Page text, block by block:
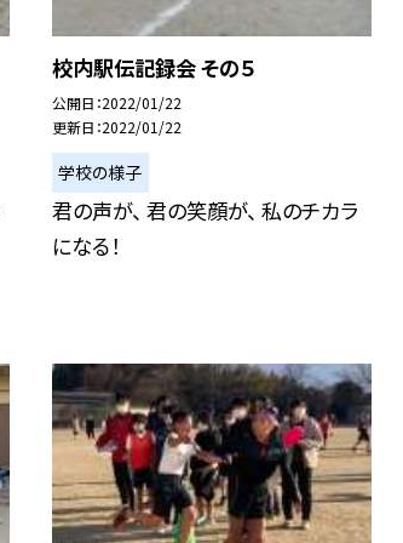
校内駅伝記録会 その５
公開日 2022/01/22
更新日 2022/01/22
学校の様子
君の声が、 君の笑顔が、 私のチカラ
になる！